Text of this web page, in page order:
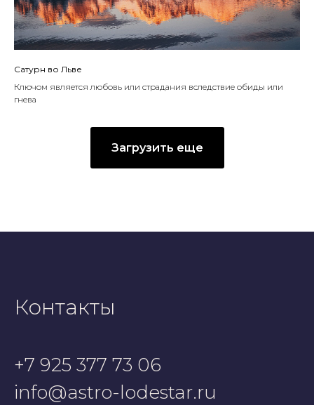
Сатурн во Льве
Ключом является любовь или страдания вследствие обиды или
гнева
Загрузить еще
Контакты
+7 925 377 73 06
info@astro-lodestar.ru